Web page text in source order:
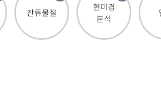
잔류물질
현미경
분석